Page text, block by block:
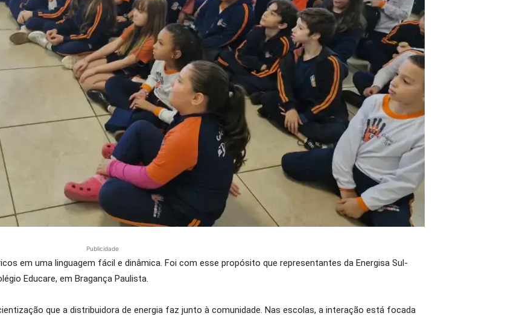
Publicidade
em uma linguagem fácil e dinâmica. Foi com esse propósito que representantes da Energisa Sul-
Educare, em Bragança Paulista.
que a distribuidora de energia faz junto à comunidade. Nas escolas, a interação está focada